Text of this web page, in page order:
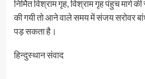
निर्मित विश्राम गृह, विश्राम गृह पंहुच मार्ग
की गयी तो आने वाले समय में संजय सरोवर
पड़ सकता है।
हिन्दुस्थान संवाद